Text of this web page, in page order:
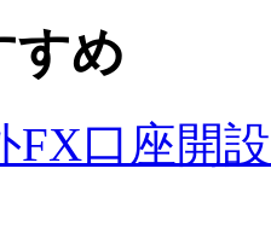
すめ
FX口座開